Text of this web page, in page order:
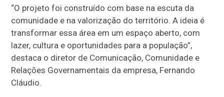
“O projeto foi construído com base na escuta da
comunidade e na valorização do território. A ideia é
transformar essa área em um espaço aberto, com
lazer, cultura e oportunidades para a população”,
destaca o diretor de Comunicação, Comunidade e
Relações Governamentais da empresa, Fernando
Cláudio.